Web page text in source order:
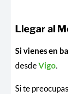
Llegar al
Si vienes en
desdeVigo.
Si te